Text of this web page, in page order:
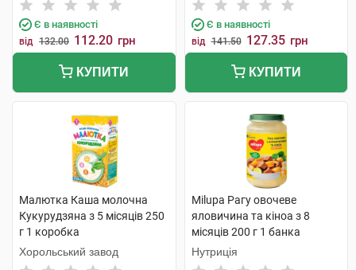
Є в наявності
від 132.00 112.20 грн
КУПИТИ
Є в наявності
від 141.50 127.35 грн
КУПИТИ
Малютка Каша молочна
Кукурудзяна з 5 місяців 250
г 1 коробка
Хорольський завод
Milupa Рагу овочеве
яловичина та кіноа з 8
місяців 200 г 1 банка
Нутриція